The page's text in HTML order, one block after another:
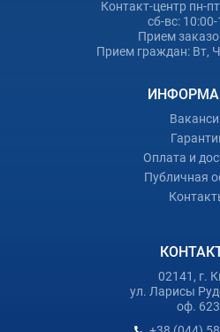
Контакт-центр пн-
сб-вс:
Прием
Прием граждан: Вт,
Оплата и
Публичная
02141, г.
ул. Ларисы
оф. 623